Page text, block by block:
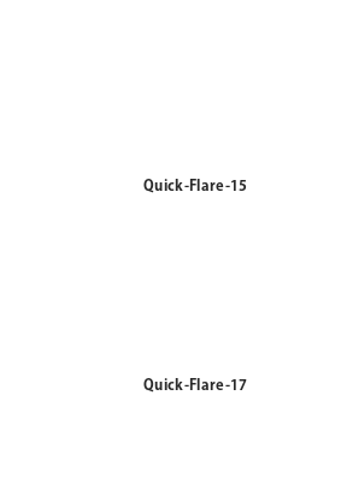
Quick-Flare-15
Quick-Flare-17